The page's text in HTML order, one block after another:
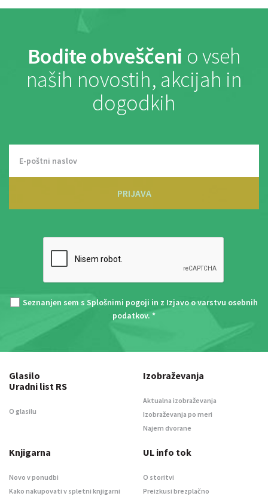
Bodite obveščeni o vseh
naših novostih, akcijah in
dogodkih
PRIJAVA
Seznanjen sem s Splošnimi pogoji in z Izjavo o varstvu osebnih
podatkov. *
Glasilo
Uradni list RS
O glasilu
Izobraževanja
Aktualna izobraževanja
Izobraževanja po meri
Najem dvorane
Knjigarna
Novo v ponudbi
Kako nakupovati v spletni knjigarni
UL info tok
O storitvi
Preizkusi brezplačno